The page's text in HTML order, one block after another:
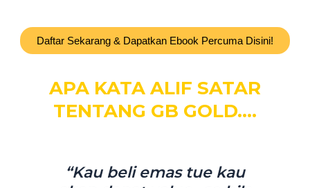
Daftar Sekarang & Dapatkan Ebook Percuma Disini!
APA KATA ALIF SATAR
TENTANG GB GOLD….
“Kau beli emas tue kau